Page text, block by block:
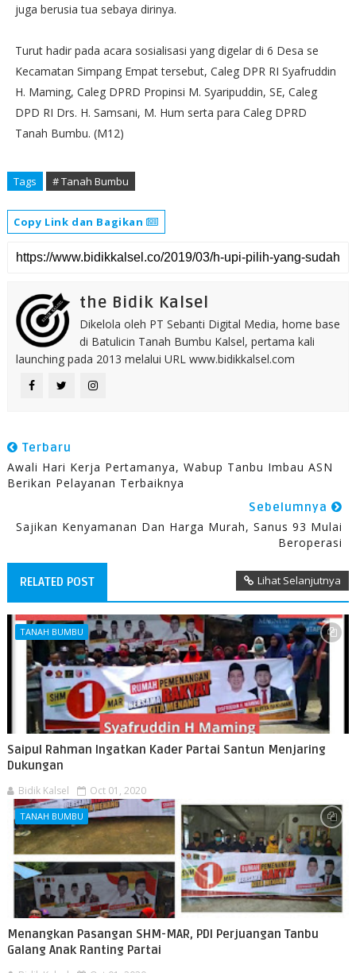
juga berusia tua sebaya dirinya.
Turut hadir pada acara sosialisasi yang digelar di 6 Desa se
Kecamatan Simpang Empat tersebut, Caleg DPR RI Syafruddin
H. Maming, Caleg DPRD Propinsi M. Syaripuddin, SE, Caleg
DPD RI Drs. H. Samsani, M. Hum serta para Caleg DPRD
Tanah Bumbu. (M12)
Tags # Tanah Bumbu
Copy Link dan Bagikan
the Bidik Kalsel
Dikelola oleh PT Sebanti Digital Media, home base
di Batulicin Tanah Bumbu Kalsel, pertama kali
launching pada 2013 melalui URL www.bidikkalsel.com
Terbaru
Awali Hari Kerja Pertamanya, Wabup Tanbu Imbau ASN
Berikan Pelayanan Terbaiknya
Sebelumnya
Sajikan Kenyamanan Dan Harga Murah, Sanus 93 Mulai
Beroperasi
RELATED POST Lihat Selanjutnya
TANAH BUMBU
Saipul Rahman Ingatkan Kader Partai Santun Menjaring
Dukungan
Bidik Kalsel Oct 01, 2020
TANAH BUMBU
Menangkan Pasangan SHM-MAR, PDI Perjuangan Tanbu
Galang Anak Ranting Partai